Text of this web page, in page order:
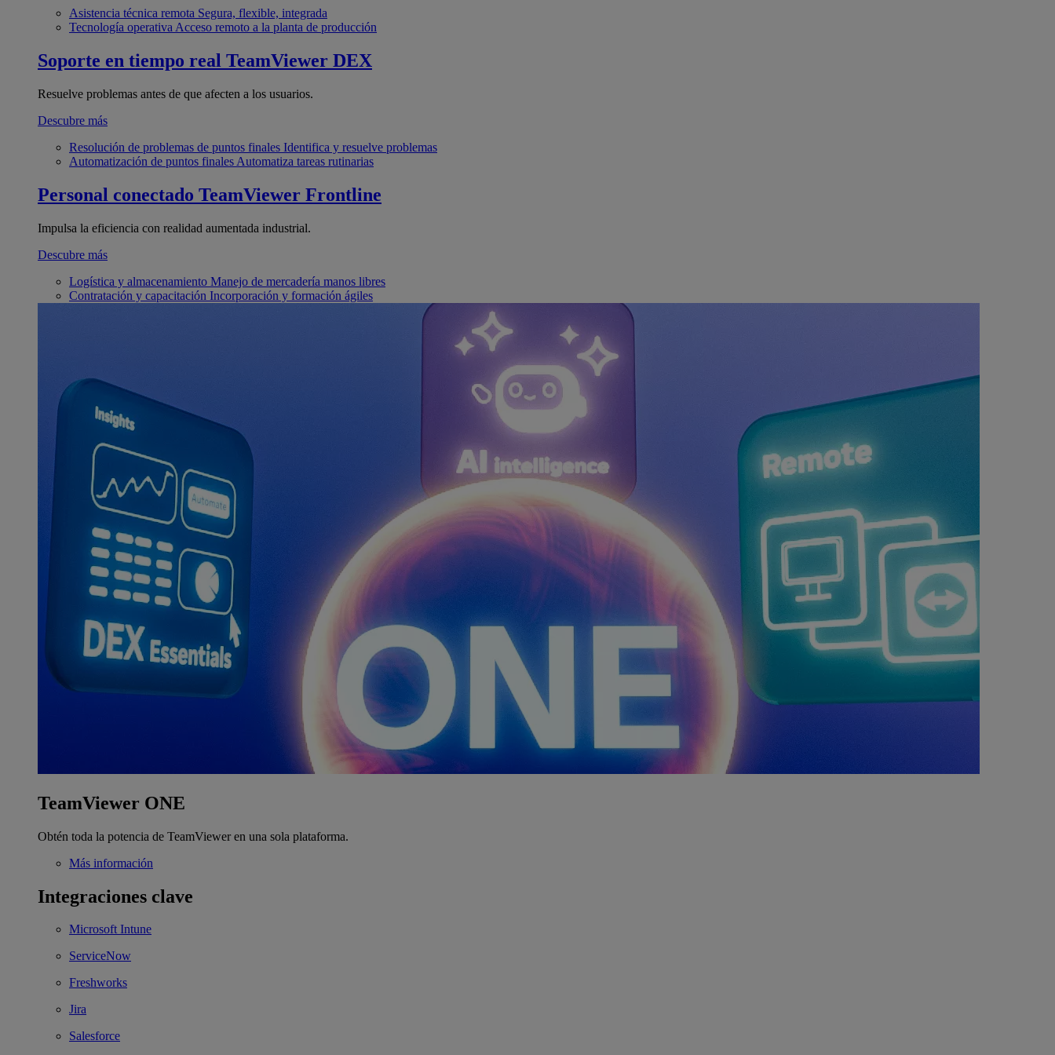
Asistencia técnica remota Segura, flexible, integrada
Tecnología operativa Acceso remoto a la planta de producción
Soporte en tiempo real TeamViewer DEX
Resuelve problemas antes de que afecten a los usuarios.
Descubre más
Resolución de problemas de puntos finales Identifica y resuelve problemas
Automatización de puntos finales Automatiza tareas rutinarias
Personal conectado TeamViewer Frontline
Impulsa la eficiencia con realidad aumentada industrial.
Descubre más
Logística y almacenamiento Manejo de mercadería manos libres
Contratación y capacitación Incorporación y formación ágiles
TeamViewer ONE
Obtén toda la potencia de TeamViewer en una sola plataforma.
Más información
Integraciones clave
Microsoft Intune
ServiceNow
Freshworks
Jira
Salesforce